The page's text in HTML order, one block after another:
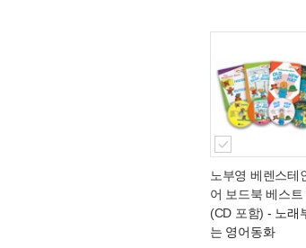
노부영 베렌스테
어 보드북 베스트
(CD 포함) - 노래
는 영어동화